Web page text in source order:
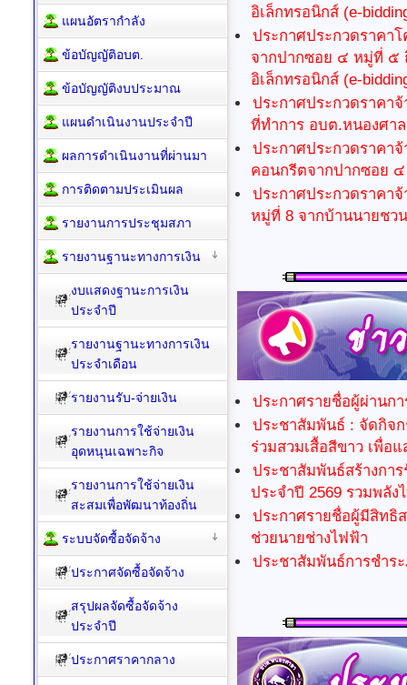
อิเล็กทรอนิกส์ (e-
ประกาศประกวดราคา
จากปากซอย ๔ หมู่ที่ ๕
อิเล็กทรอนิกส์ (e-
ประกาศประกวดราคาจ้
ที่ทำการ อบต.หนองศา
ประกาศประกวดราคา
คอนกรีตจากปากซอย
ประกาศประกวดราคาจ้
หมู่ที่ 8 จากบ้านนายชว
ประกาศรายชื่อผู้ผ่านก
ประชาสัมพันธ์ : จัดกิจ
ร่วมสวมเสื้อสีขาว เพื่อ
ประชาสัมพันธ์สร้างกา
ประจำปี 2569 รวมพลั
ประกาศรายชื่อผู้มีสิทธิ
ช่วยนายช่างไฟฟ้า
ประชาสัมพันธ์การชำร
แผนอัตรากำลัง
ข้อบัญญัติอบต.
ข้อบัญญัติงบประมาณ
แผนดำเนินงานประจำปี
ผลการดำเนินงานที่ผ่านมา
การติดตามประเมินผล
รายงานการประชุมสภา
รายงานฐานะทางการเงิน
งบแสดงฐานะการเงิน
ประจำปี
รายงานฐานะทางการเงิน
ประจำเดือน
รายงานรับ-จ่ายเงิน
รายงานการใช้จ่ายเงิน
อุดหนุนเฉพาะกิจ
รายงานการใช้จ่ายเงิน
สะสมเพื่อพัฒนาท้องถิ่น
ระบบจัดซื้อจัดจ้าง
ประกาศจัดซื้อจัดจ้าง
สรุปผลจัดซื้อจัดจ้าง
ประจำปี
ประกาศราคากลาง